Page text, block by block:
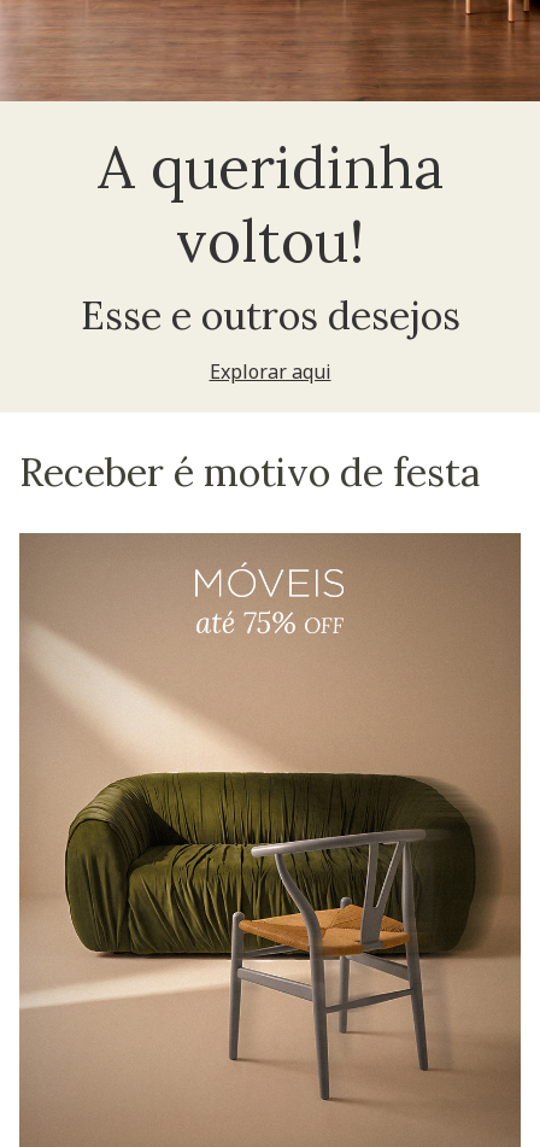
A queridinha
voltou!
Esse e outros desejos
Explorar aqui
Receber é motivo de festa